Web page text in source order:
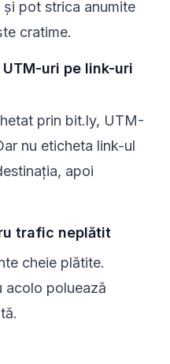
pot strica anumite
cratime.
uri pe link-uri
prin bit.ly, UTM-
nu eticheta link-ul
apoi
trafic neplătit
cheie plătite.
acolo poluează